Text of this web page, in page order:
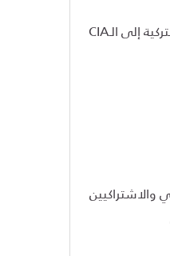
رسالة من الاستخبارات التركية إلى الـCIA
والاشتراكيين